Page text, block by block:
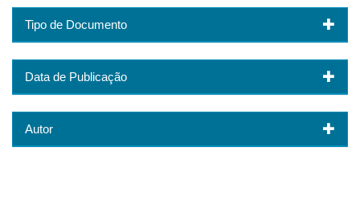
Tipo de Documento
Data de Publicação
Autor